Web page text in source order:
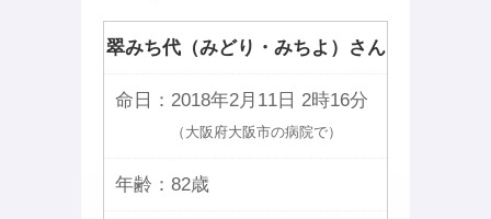
翠みち代（みどり・みちよ）さん
命日： 2018年2月11日 2時16分
（大阪府大阪市の病院で）
年齢： 82歳